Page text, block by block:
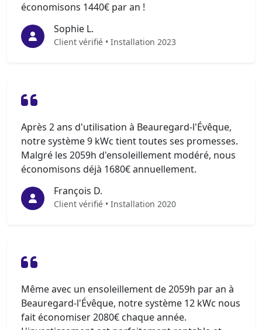
économisons 1440€ par an !
Sophie L.
Client vérifié • Installation 2023
Après 2 ans d'utilisation à Beauregard-l'Évêque,
notre système 9 kWc tient toutes ses promesses.
Malgré les 2059h d'ensoleillement modéré, nous
économisons déjà 1680€ annuellement.
François D.
Client vérifié • Installation 2020
Même avec un ensoleillement de 2059h par an à
Beauregard-l'Évêque, notre système 12 kWc nous
fait économiser 2080€ chaque année.